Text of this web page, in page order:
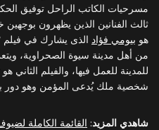
مسرحيات الكاتب الراحل توفيق
هو بيومي فؤاد الذى يشارك في فيلم
من أهل مدينة سيوة الصحراوية،
للمدينة للعمل فيها، والفيلم
شخصية ملك يُدعى المؤمن وهو دور
شاهدي المزيد: القائمة الكاملة